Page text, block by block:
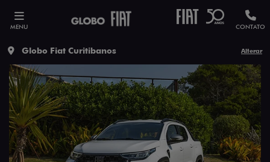
MENU CONTATO
Globo Fiat Curitibanos Alterar